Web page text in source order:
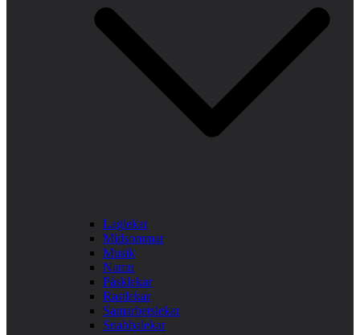
Laglekar
Midsommar
Musik
Namn
Påsklekar
Rastlekar
Samarbetslekar
Snabbalekar